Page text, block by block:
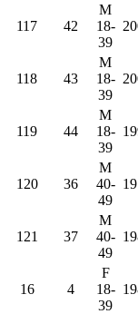
117 42
M
18-
39
118 43
M
18-
39
119 44
M
18-
39
120 36
M
40-
49
121 37
M
40-
49
16 4
F
18-
39